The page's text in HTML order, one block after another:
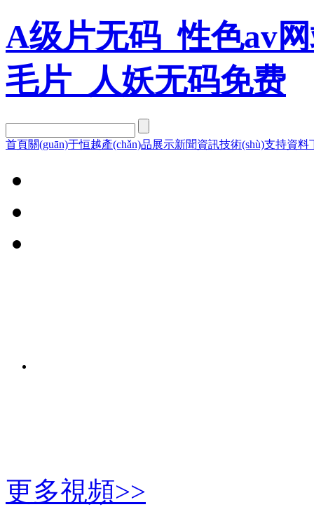
A级片无码_性色av
毛片_人妖无码免费
首頁關(guān)于恒越產(chǎn)品展示新聞資訊技術(shù)支持資料
更多視頻>>